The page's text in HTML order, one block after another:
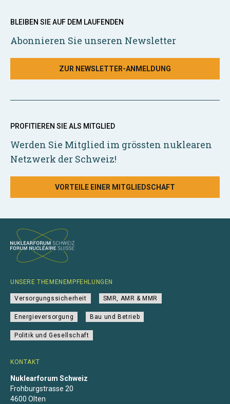
BLEIBEN SIE AUF DEM LAUFENDEN
Abonnieren Sie unseren Newsletter
ZUR NEWSLETTER-ANMELDUNG
PROFITIEREN SIE ALS MITGLIED
Werden Sie Mitglied im grössten nuklearen
Netzwerk der Schweiz!
VORTEILE EINER MITGLIEDSCHAFT
KONTAKT
Nuklearforum Schweiz
Frohburgstrasse 20
4600 Olten
UNSERE THEMENEMPFEHLUNGEN
Versorgungssicherheit SMR, AMR & MMR
Energieversorgung Bau und Betrieb
Politik und Gesellschaft